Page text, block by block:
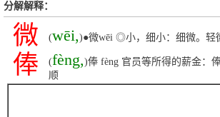
分解解释：
微 (wēi,)●微wēi ◎小，细小：细微。轻
俸 (fèng,)俸 fèng 官员等所得的薪金：
顺